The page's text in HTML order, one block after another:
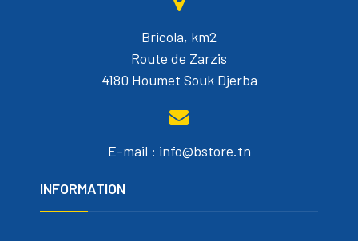
Bricola, km2
Route de Zarzis
4180 Houmet Souk Djerba
E-mail : info@bstore.tn
INFORMATION